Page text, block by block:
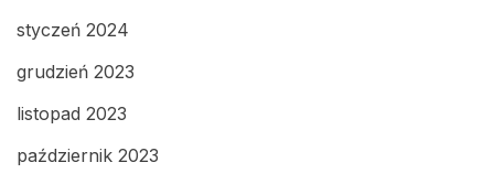
styczeń 2024
grudzień 2023
listopad 2023
październik 2023